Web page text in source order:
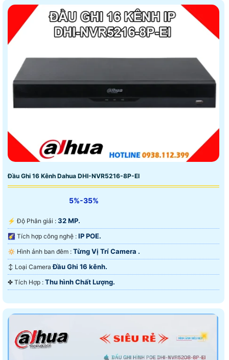
Đầu Ghi 16 Kênh Dahua DHI-NVR5216-8P-EI
5%-35%
️⚡ Độ Phân giải : 32 MP.
🌠 Tích hợp công nghệ : IP POE.
🔅 Hình ảnh ban đêm : Từng Vị Trí Camera .
↕️ Loại CameraĐầu Ghi 16 kênh.
️✤ Tích Hợp : Thu hình Chất Lượng.